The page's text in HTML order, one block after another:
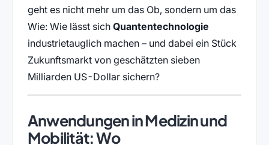
geht es nicht mehr um das Ob, sondern um das
Wie: Wie lässt sich Quantentechnologie
industrietauglich machen – und dabei ein Stück
Zukunftsmarkt von geschätzten sieben
Milliarden US-Dollar sichern?
Anwendungen in Medizin und
Mobilität: Wo